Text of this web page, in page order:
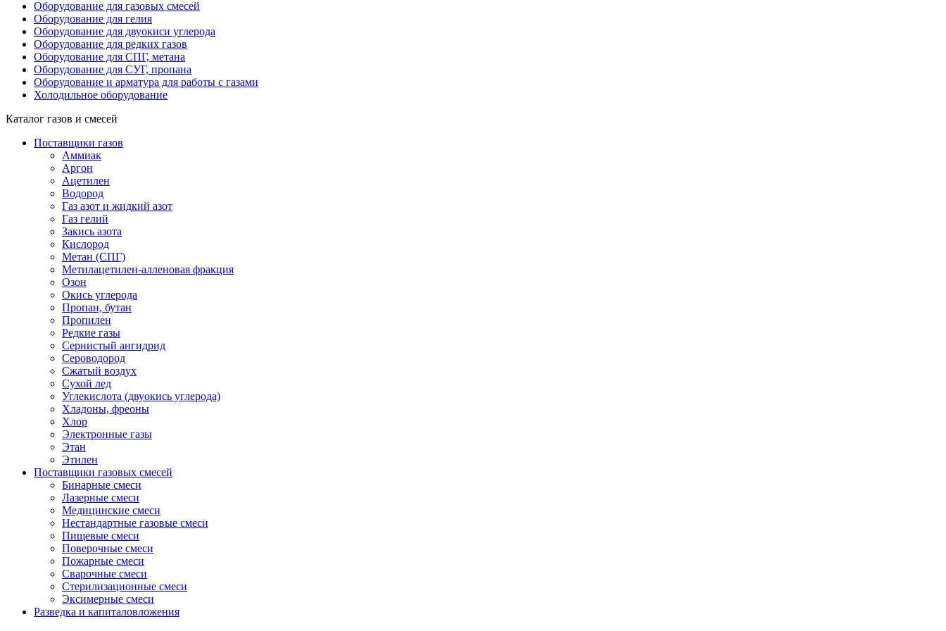
Оборудование для газовых смесей
Оборудование для гелия
Оборудование для двуокиси углерода
Оборудование для редких газов
Оборудование для СПГ, метана
Оборудование для СУГ, пропана
Оборудование и арматура для работы с газами
Холодильное оборудование
Каталог газов и смесей
Поставщики газов
Аммиак
Аргон
Ацетилен
Водород
Газ азот и жидкий азот
Газ гелий
Закись азота
Кислород
Метан (СПГ)
Метилацетилен-алленовая фракция
Озон
Окись углерода
Пропан, бутан
Пропилен
Редкие газы
Сернистый ангидрид
Сероводород
Сжатый воздух
Сухой лед
Углекислота (двуокись углерода)
Хладоны, фреоны
Хлор
Электронные газы
Этан
Этилен
Поставщики газовых смесей
Бинарные смеси
Лазерные смеси
Медицинские смеси
Нестандартные газовые смеси
Пищевые смеси
Поверочные смеси
Пожарные смеси
Сварочные смеси
Стерилизационные смеси
Эксимерные смеси
Разведка и капиталовложения